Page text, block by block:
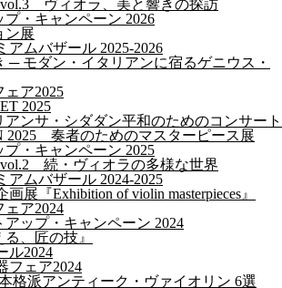
ヴィオラ、美と響きの探訪
・キャンペーン 2026
ン展
アムバザール 2025-2026
─ モダン・イタリアンに宿るゲニウス・
ア2025
2025
ンサ・シダダン平和のためのコンサート
2025 奏者のためのマスターピース展
・キャンペーン 2025
続・ヴィオラの多様な世界
アムバザール 2024-2025
展『Exhibition of violin masterpieces』
ア2024
ップ・キャンペーン 2024
、匠の技』
ル2024
フェア2024
格派アンティーク・ヴァイオリン 6選